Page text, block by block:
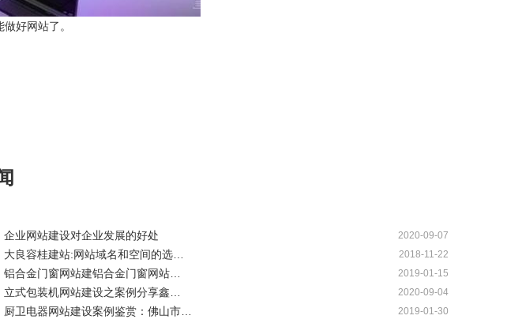
好网站了。
企业网站建设对企业发展的好处 2020-09-07
大良容桂建站:网站域名和空间的选… 2018-11-22
铝合金门窗网站建铝合金门窗网站… 2019-01-15
立式包装机网站建设之案例分享鑫… 2020-09-04
厨卫电器网站建设案例鉴赏：佛山市… 2019-01-30